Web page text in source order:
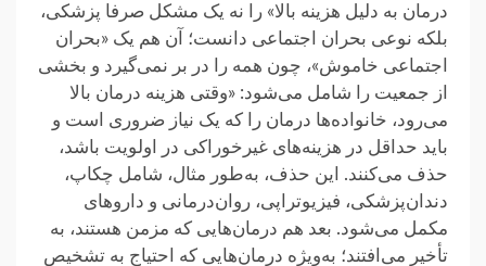
درمان به دلیل هزینه بالا» را‌ نه یک مشکل صرفا پزشکی،
بلکه نوعی بحران اجتماعی دانست؛ آن هم یک «بحران
اجتماعی خاموش»، چون همه را در بر نمی‌گیرد و بخشی
از جمعیت را شامل می‌شود: «وقتی هزینه درمان بالا
می‌رود، خانواده‌ها درمان را که یک نیاز ضروری است و
باید حداقل در هزینه‌های غیرخوراکی در اولویت باشد،
حذف می‌کنند. این حذف، به‌طور مثال، شامل چکاپ،
دندان‌پزشکی، فیزیوتراپی، روان‌درمانی و داروهای
مکمل می‌شود. بعد هم درمان‌هایی که مزمن هستند، به
تأخیر می‌افتند؛ به‌ویژه درمان‌هایی که احتیاج به تشخیص